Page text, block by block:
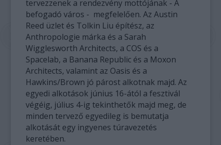
tervezzenek a rendezvény mottójának - A
befogadó város - megfelelően. Az Austin
Reed üzlet és Tolkin Liu építész, az
Anthropologie márka és a Sarah
Wigglesworth Architects, a COS és a
Spacelab, a Banana Republic és a Moxon
Architects, valamint az Oasis és a
Hawkins/Brown jó párost alkotnak majd. Az
egyedi alkotások június 16-ától a fesztivál
végéig, július 4-ig tekinthetők majd meg, de
minden tervező egyedileg is bemutatja
alkotását egy ingyenes túravezetés
keretében.